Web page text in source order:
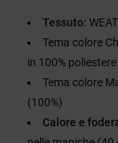
Tessuto:
Tema colore
in 100%
Tema colore
(100%)
Calore e